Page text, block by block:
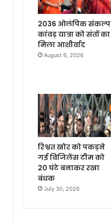
2036 ओलंपिक संकल्प
कांवड़ यात्रा को संतों का
मिला आशीर्वाद
August 6, 2026
रिश्वत खोर को पकड़ने
गई विजिलेंस टीम को
20 घंटे बनाकर रखा
बंधक
July 30, 2026